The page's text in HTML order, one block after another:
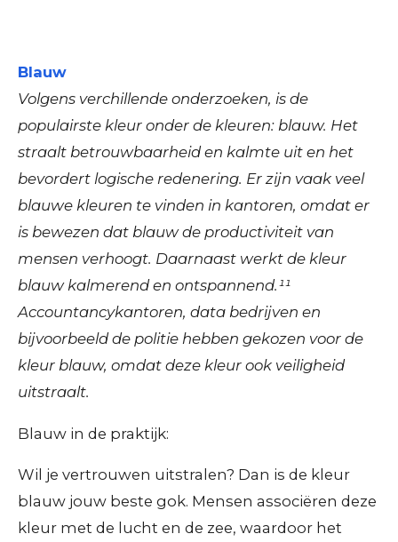
Blauw
Volgens verchillende onderzoeken, is de
populairste kleur onder de kleuren: blauw. Het
straalt betrouwbaarheid en kalmte uit en het
bevordert logische redenering. Er zijn vaak veel
blauwe kleuren te vinden in kantoren, omdat er
is bewezen dat blauw de productiviteit van
mensen verhoogt. Daarnaast werkt de kleur
blauw kalmerend en ontspannend.¹¹
Accountancykantoren, data bedrijven en
bijvoorbeeld de politie hebben gekozen voor de
kleur blauw, omdat deze kleur ook veiligheid
uitstraalt.
Blauw in de praktijk:
Wil je vertrouwen uitstralen? Dan is de kleur
blauw jouw beste gok. Mensen associëren deze
kleur met de lucht en de zee, waardoor het